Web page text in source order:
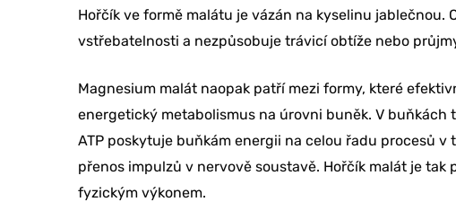
Hořčík ve formě malátu je vázán na kyselinu
vstřebatelnosti a nezpůsobuje trávicí obtíže nebo
Magnesium malát naopak patří mezi formy, které
energetický metabolismus na úrovni buněk. V buňkách
ATP poskytuje buňkám energii na celou řadu procesů v
přenos impulzů v nervově soustavě. Hořčík malát je
fyzickým výkonem.
Chcete slevu
na svoji
ANO, BERU